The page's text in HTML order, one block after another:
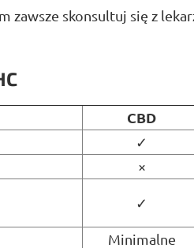
zawsze skonsultuj się z
CBD
✓
×
✓
Minimalne